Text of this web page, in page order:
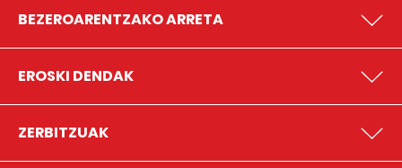
BEZEROARENTZAKO ARRETA
EROSKI DENDAK
ZERBITZUAK